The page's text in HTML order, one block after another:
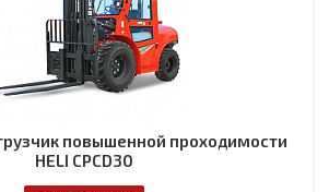
повышенной проходимости
HELI CPCD30